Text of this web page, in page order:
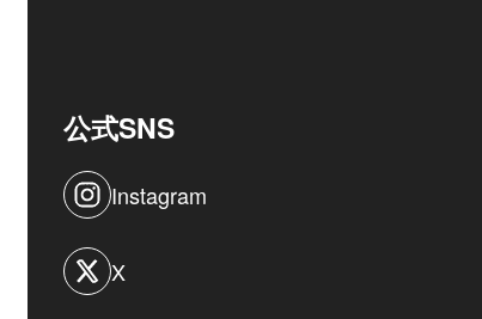
公式SNS
Instagram
X